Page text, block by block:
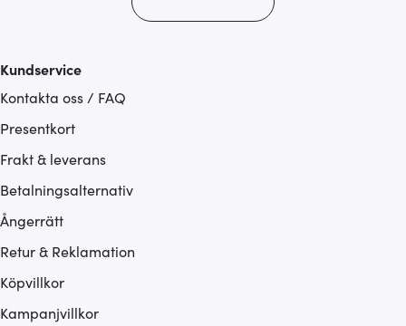
Kundservice
Kontakta oss / FAQ
Presentkort
Frakt & leverans
Betalningsalternativ
Ångerrätt
Retur & Reklamation
Köpvillkor
Kampanjvillkor